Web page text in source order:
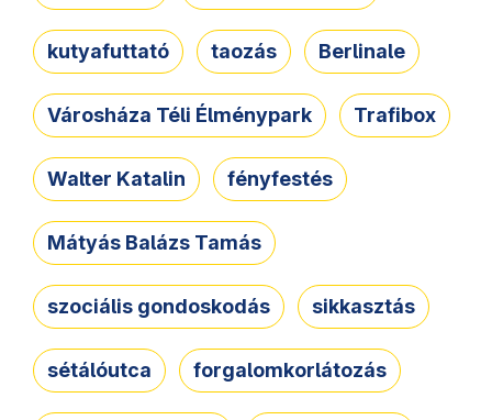
kutyafuttató taozás Berlinale
Városháza Téli Élménypark Trafibox
Walter Katalin fényfestés
Mátyás Balázs Tamás
szociális gondoskodás sikkasztás
sétálóutca forgalomkorlátozás